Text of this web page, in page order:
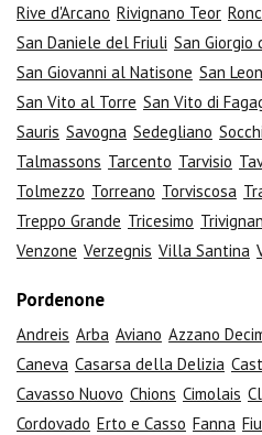
Rive d'Arcano Rivignano Teor
San Daniele del Friuli San Giorgio
San Giovanni al Natisone San
San Vito al Torre San Vito di
Sauris Savogna Sedegliano
Talmassons Tarcento Tarvisio
Tolmezzo Torreano Torviscosa
Treppo Grande Tricesimo
Venzone Verzegnis Villa Santina
Pordenone
Andreis Arba Aviano Azzano
Caneva Casarsa della Delizia
Cavasso Nuovo Chions Cimolais
Cordovado Erto e Casso Fanna